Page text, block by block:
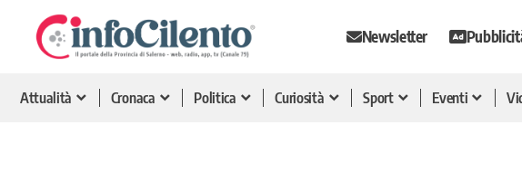
Newsletter
Attualità Cronaca Politica Curiosità Sport Eventi